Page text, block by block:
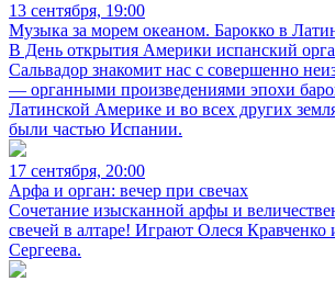
13 сентября, 19:00
Музыка за морем океаном. Барокко в
В День открытия Америки испанский
Сальвадор знакомит нас с совершенно
— органными произведениями эпохи
Латинской Америке и во всех других
были частью Испании.
17 сентября, 20:00
Арфа и орган: вечер при свечах
Сочетание изысканной арфы и
свечей в алтаре! Играют Олеся Кравченко
Сергеева.